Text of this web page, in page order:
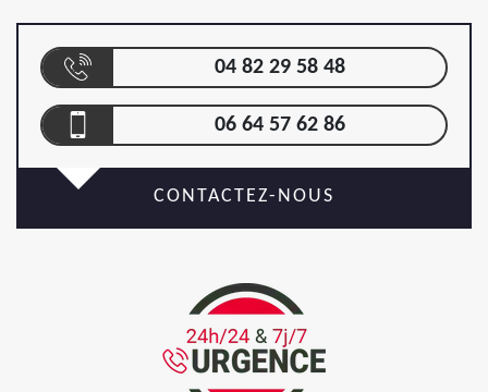
04 82 29 58 48
06 64 57 62 86
CONTACTEZ-NOUS